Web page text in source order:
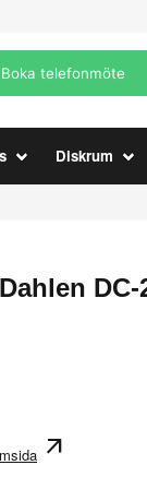
Boka telefonmöte
Diskrum
DC-
arrow_outward